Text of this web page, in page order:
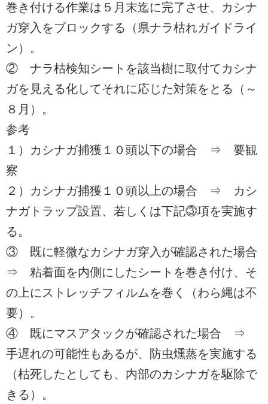
巻き付ける作業は５月末迄に完了させ、カシナ
ガ穿入をブロックする（県ナラ枯れガイドライ
ン）。
② ナラ枯検知シートを該当樹に取付てカシナ
ガを見える化してそれに応じた対策をとる（～
８月）。
参考
１）カシナガ捕獲１０頭以下の場合 ⇒ 要観
察
２）カシナガ捕獲１０頭以上の場合 ⇒ カシ
ナガトラップ設置、若しくは下記⓷項を実施す
る。
③ 既に軽微なカシナガ穿入が確認された場合
⇒ 粘着面を内側にしたシートを巻き付け、そ
の上にストレッチフィルムを巻く（わら縄は不
要）。
④ 既にマスアタックが確認された場合 ⇒
手遅れの可能性もあるが、防虫燻蒸を実施する
（枯死したとしても、内部のカシナガを駆除で
きる）。